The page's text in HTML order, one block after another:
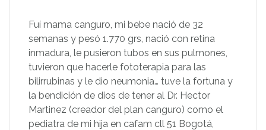
Fuí mama canguro, mi bebe nació de 32
semanas y pesó 1.770 grs, nació con retina
inmadura, le pusieron tubos en sus pulmones,
tuvieron que hacerle fototerapia para las
bilirrubinas y le dio neumonia… tuve la fortuna y
la bendición de dios de tener al Dr. Hector
Martinez (creador del plan canguro) como el
pediatra de mi hija en cafam cll 51 Bogotá,